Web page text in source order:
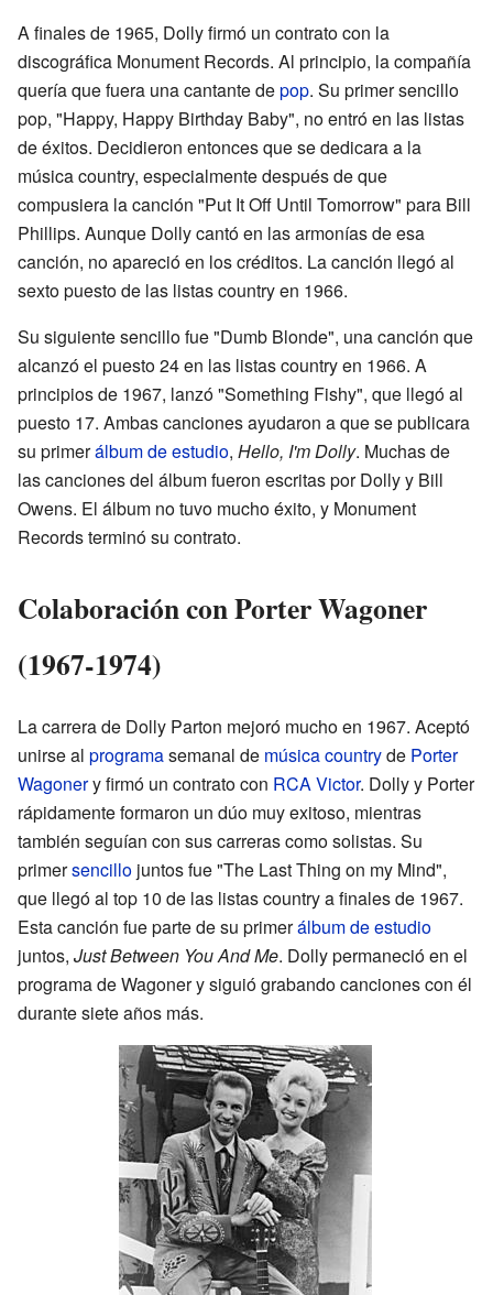
A finales de 1965, Dolly firmó un contrato con la
discográfica Monument Records. Al principio, la compañía
quería que fuera una cantante depop. Su primer sencillo
pop, "Happy, Happy Birthday Baby", no entró en las listas
de éxitos. Decidieron entonces que se dedicara a la
música country, especialmente después de que
compusiera la canción "Put It Off Until Tomorrow" para Bill
Phillips. Aunque Dolly cantó en las armonías de esa
canción, no apareció en los créditos. La canción llegó al
sexto puesto de las listas country en 1966.
Su siguiente sencillo fue "Dumb Blonde", una canción que
alcanzó el puesto 24 en las listas country en 1966. A
principios de 1967, lanzó "Something Fishy", que llegó al
puesto 17. Ambas canciones ayudaron a que se publicara
su primerálbum de estudio, Hello, I'm Dolly. Muchas de
las canciones del álbum fueron escritas por Dolly y Bill
Owens. El álbum no tuvo mucho éxito, y Monument
Records terminó su contrato.
Colaboración con Porter Wagoner
(1967-1974)
La carrera de Dolly Parton mejoró mucho en 1967. Aceptó
unirse al programasemanal de música countryde Porter
Wagonery firmó un contrato con RCA Victor. Dolly y Porter
rápidamente formaron un dúo muy exitoso, mientras
también seguían con sus carreras como solistas. Su
primersencillo juntos fue "The Last Thing on my Mind",
que llegó al top 10 de las listas country a finales de 1967.
Esta canción fue parte de su primerálbum de estudio
juntos, Just Between You And Me. Dolly permaneció en el
programa de Wagoner y siguió grabando canciones con él
durante siete años más.